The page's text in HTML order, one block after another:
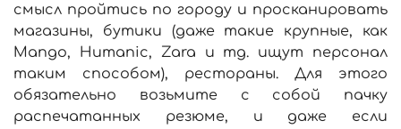
смысл пройтись по городу и просканировать
магазины, бутики (даже такие крупные, как
Mango, Humanic, Zara и тд. ищут персонал
таким способом), рестораны. Для этого
обязательно возьмите с собой пачку
распечатанных резюме, и даже если